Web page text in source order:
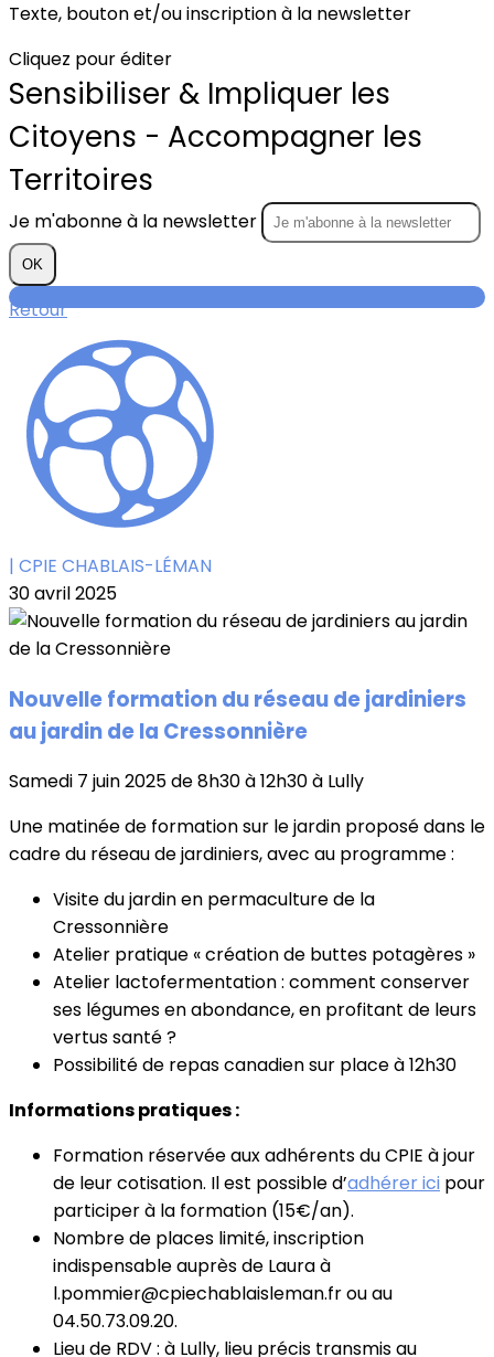
Texte, bouton et/ou inscription à la newsletter
Cliquez pour éditer
Sensibiliser & Impliquer les
Citoyens - Accompagner les
Territoires
Je m'abonne à la newsletter
OK
Retour
| CPIE CHABLAIS-LÉMAN
30 avril 2025
Nouvelle formation du réseau de jardiniers
au jardin de la Cressonnière
Samedi 7 juin 2025 de 8h30 à 12h30 à Lully
Une matinée de formation sur le jardin proposé dans le
cadre du réseau de jardiniers, avec au programme :
Visite du jardin en permaculture de la
Cressonnière
Atelier pratique « création de buttes potagères »
Atelier lactofermentation : comment conserver
ses légumes en abondance, en profitant de leurs
vertus santé ?
Possibilité de repas canadien sur place à 12h30
Informations pratiques :
Formation réservée aux adhérents du CPIE à jour
de leur cotisation. Il est possible d’adhérer ici pour
participer à la formation (15€/an).
Nombre de places limité, inscription
indispensable auprès de Laura à
l.pommier@cpiechablaisleman.fr ou au
04.50.73.09.20.
Lieu de RDV : à Lully, lieu précis transmis au